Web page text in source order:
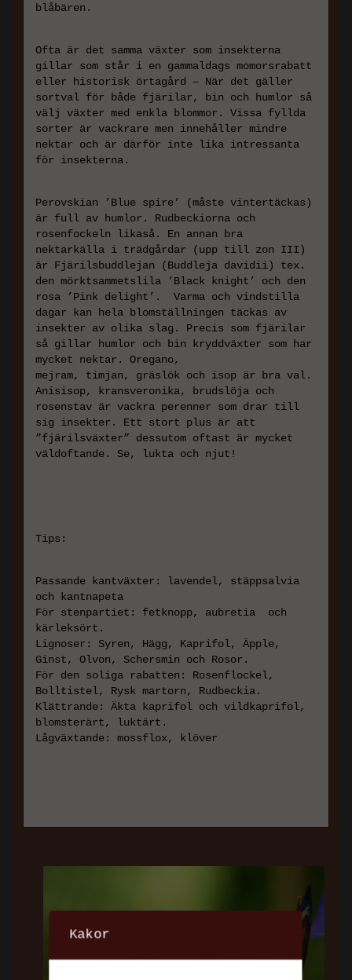
blåbären.
Ofta är det samma växter som insekterna
gillar som står i en gammaldags momorsrabatt
eller historisk örtagård – När det gäller
sortval för både fjärilar, bin och humlor så
välj växter med enkla blommor. Vissa fyllda
sorter är vackrare men innehåller mindre
nektar och är därför inte lika intressanta
för insekterna.
Perovskian ’Blue spire’ (måste vintertäckas)
är full av humlor. Rudbeckiorna och
rosenfockeln likaså. En annan bra
nektarkälla i trädgårdar (upp till zon III)
är Fjärilsbuddlejan (Buddleja davidii) tex.
den mörktsammetslila ’Black knight’ och den
rosa ’Pink delight’. Varma och vindstilla
dagar kan hela blomställningen täckas av
insekter av olika slag. Precis som fjärilar
så gillar humlor och bin kryddväxter som har
mycket nektar. Oregano,
mejram, timjan, gräslök och isop är bra val.
Anisisop, kransveronika, brudslöja och
rosenstav är vackra perenner som drar till
sig insekter. Ett stort plus är att
”fjärilsväxter” dessutom oftast är mycket
väldoftande. Se, lukta och njut!
Tips:
Passande kantväxter: lavendel, stäppsalvia
och kantnapeta
För stenpartiet: fetknopp, aubretia och
kärleksört.
Lignoser: Syren, Hägg, Kaprifol, Äpple,
Ginst, Olvon, Schersmin och Rosor.
För den soliga rabatten: Rosenflockel,
Bolltistel, Rysk martorn, Rudbeckia.
Klättrande: Äkta kaprifol och vildkaprifol,
blomsterärt, luktärt.
Lågväxtande: mossflox, klöver
Kakor